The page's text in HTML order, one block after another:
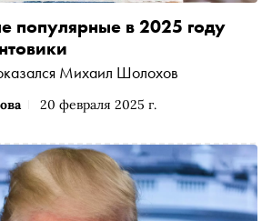
20 февраля 2025 г.
популярные в 2025 году
Михаил Шолохов